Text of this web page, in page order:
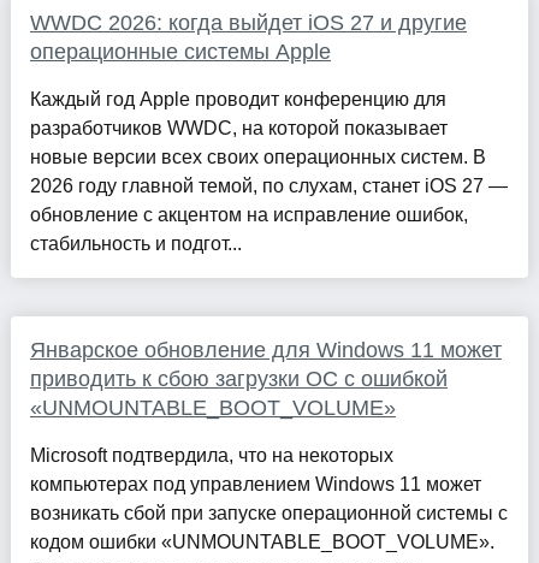
WWDC 2026: когда выйдет iOS 27 и другие
операционные системы Apple
Каждый год Apple проводит конференцию для
разработчиков WWDC, на которой показывает
новые версии всех своих операционных систем. В
2026 году главной темой, по слухам, станет iOS 27 —
обновление с акцентом на исправление ошибок,
стабильность и подгот...
Январское обновление для Windows 11 может
приводить к сбою загрузки ОС с ошибкой
«UNMOUNTABLE_BOOT_VOLUME»
Microsoft подтвердила, что на некоторых
компьютерах под управлением Windows 11 может
возникать сбой при запуске операционной системы с
кодом ошибки «UNMOUNTABLE_BOOT_VOLUME».